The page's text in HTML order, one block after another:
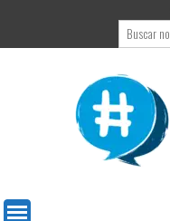
contenido